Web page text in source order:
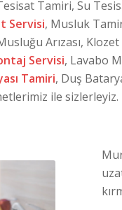
Tamiri, Su
Servisi, Musluk
Arızası,
Servisi, Lavabo
Tamiri, Duş
ile sizlerleyiz.